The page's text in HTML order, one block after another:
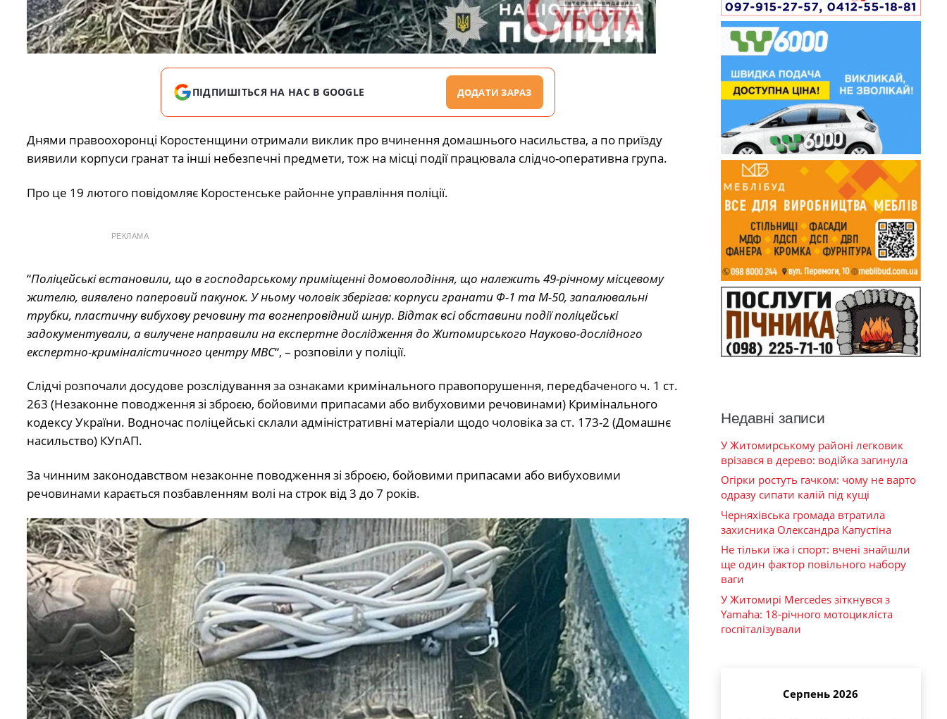
ПІДПИШІТЬСЯ НА НАС В GOOGLE ДОДАТИ ЗАРАЗ
Днями правоохоронці Коростенщини отримали виклик про вчинення домашнього насильства, а по приїзду
виявили корпуси гранат та інші небезпечні предмети, тож на місці події працювала слідчо-оперативна група.
Про це 19 лютого повідомляє Коростенське районне управління поліції.
РЕКЛАМА
“Поліцейські встановили, що в господарському приміщенні домоволодіння, що належить 49-річному місцевому
жителю, виявлено паперовий пакунок. У ньому чоловік зберігав: корпуси гранати Ф-1 та М-50, запалювальні
трубки, пластичну вибухову речовину та вогнепровідний шнур. Відтак всі обставини події поліцейські
задокументували, а вилучене направили на експертне дослідження до Житомирського Науково-дослідного
експертно-криміналістичного центру МВС“, – розповіли у поліції.
Слідчі розпочали досудове розслідування за ознаками кримінального правопорушення, передбаченого ч. 1 ст.
263 (Незаконне поводження зі зброєю, бойовими припасами або вибуховими речовинами) Кримінального
кодексу України. Водночас поліцейські склали адміністративні матеріали щодо чоловіка за ст. 173-2 (Домашнє
насильство) КУпАП.
За чинним законодавством незаконне поводження зі зброєю, бойовими припасами або вибуховими
речовинами карається позбавленням волі на строк від 3 до 7 років.
Недавні записи
У Житомирському районі легковик
врізався в дерево: водійка загинула
Огірки ростуть гачком: чому не варто
одразу сипати калій під кущі
Черняхівська громада втратила
захисника Олександра Капустіна
Не тільки їжа і спорт: вчені знайшли
ще один фактор повільного набору
ваги
У Житомирі Mercedes зіткнувся з
Yamaha: 18-річного мотоцикліста
госпіталізували
Серпень 2026